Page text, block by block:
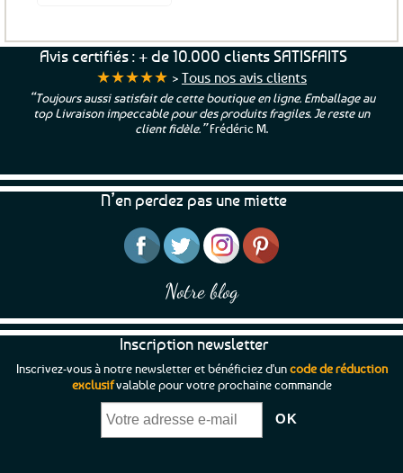
Avis certifiés : + de 10.000 clients SATISFAITS
★★★★★ > Tous nos avis clients
“Toujours aussi satisfait de cette boutique en ligne. Emballage au
top Livraison impeccable pour des produits fragiles. Je reste un
client fidèle.”Frédéric M.
N’en perdez pas une miette
Notre blog
Inscription newsletter
Inscrivez-vous à notre newsletter et bénéficiez d'uncode de réduction
exclusifvalable pour votre prochaine commande